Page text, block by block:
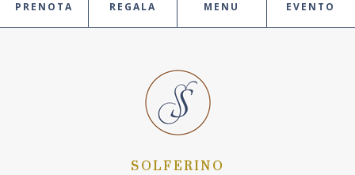
PRENOTA REGALA MENU EVENTO
SOLFERINO